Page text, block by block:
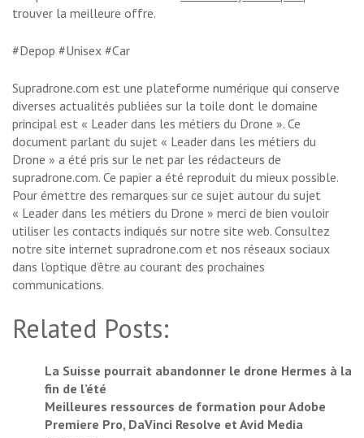
trouver la meilleure offre.
#Depop #Unisex #Car
Supradrone.com est une plateforme numérique qui conserve
diverses actualités publiées sur la toile dont le domaine
principal est « Leader dans les métiers du Drone ». Ce
document parlant du sujet « Leader dans les métiers du
Drone » a été pris sur le net par les rédacteurs de
supradrone.com. Ce papier a été reproduit du mieux possible.
Pour émettre des remarques sur ce sujet autour du sujet
« Leader dans les métiers du Drone » merci de bien vouloir
utiliser les contacts indiqués sur notre site web. Consultez
notre site internet supradrone.com et nos réseaux sociaux
dans l’optique d’être au courant des prochaines
communications.
Related Posts:
La Suisse pourrait abandonner le drone Hermes à la
fin de l’été
Meilleures ressources de formation pour Adobe
Premiere Pro, DaVinci Resolve et Avid Media